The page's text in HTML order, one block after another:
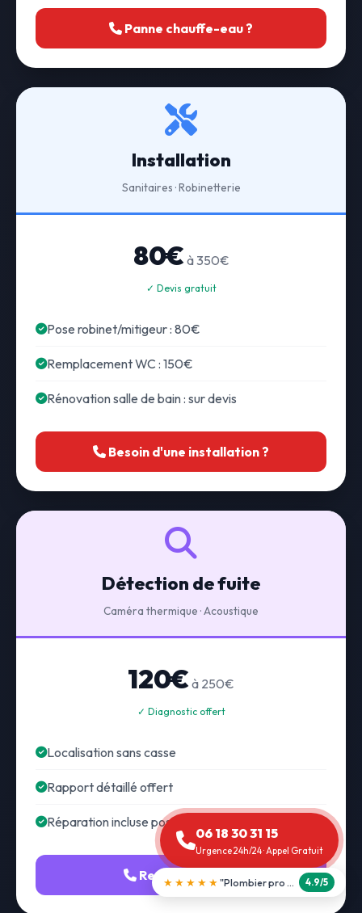
Panne chauffe-eau ?
Installation
Sanitaires · Robinetterie
80€ à 350€
✓ Devis gratuit
Pose robinet/mitigeur : 80€
Remplacement WC : 150€
Rénovation salle de bain : sur devis
Besoin d'une installation ?
Détection de fuite
Caméra thermique · Acoustique
120€ à 250€
✓ Diagnostic offert
Localisation sans casse
Rapport détaillé offert
Réparation incluse possible
Recherche fuite
06 18 30 31 15
Urgence 24h/24 · Appel Gratuit
★★★★★ "Débouchage WC en 30 min" 5.0/5